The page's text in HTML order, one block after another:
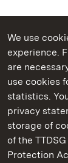
We use
experience.
are
use cookies
statistics.
privacy
storage of
of the
Protection
State
Tettnang New